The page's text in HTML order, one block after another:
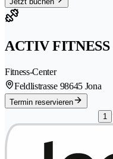
ACTIV FITNESS
Fitness-Center
Feldlistrasse 98645 Jona
Termin reservieren
1